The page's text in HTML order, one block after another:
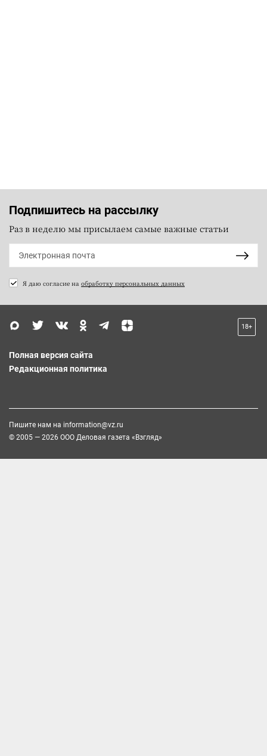
Подпишитесь на рассылку
Раз в неделю мы присылаем самые важные статьи
Я даю согласие на обработку персональных данных
18+
Полная версия сайта
Редакционная политика
Пишите нам на information@vz.ru
© 2005 — 2026 ООО Деловая газета «Взгляд»